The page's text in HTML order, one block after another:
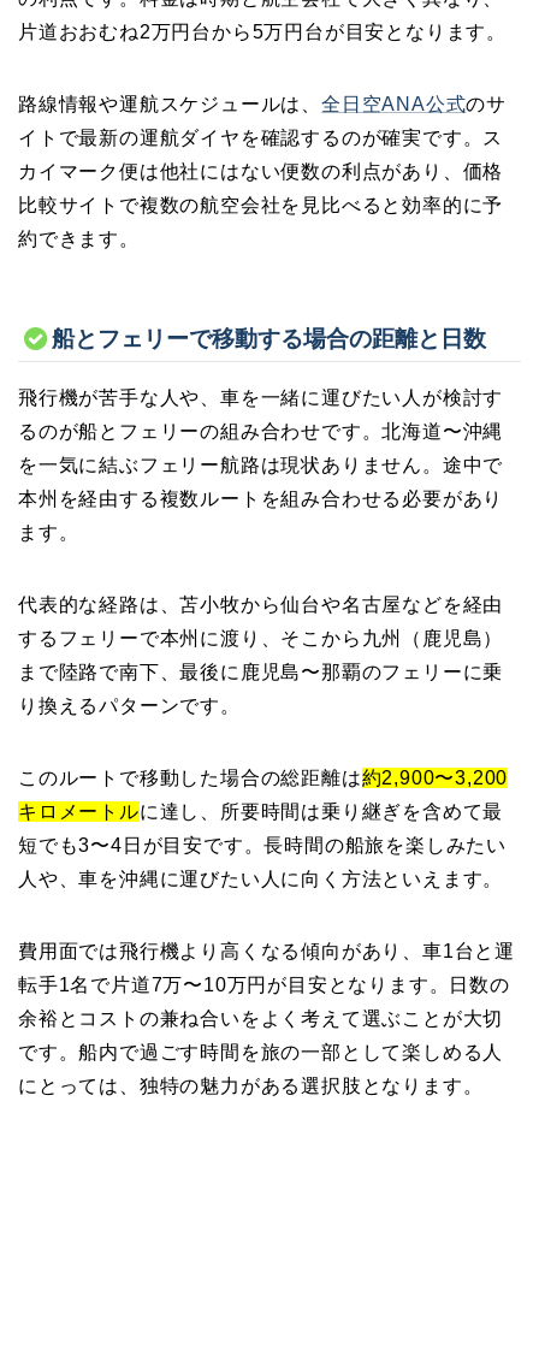
片道おおむね2万円台から5万円台が目安となります。
路線情報や運航スケジュールは、 全日空ANA公式のサ
イトで最新の運航ダイヤを確認するのが確実です。ス
カイマーク便は他社にはない便数の利点があり、価格
比較サイトで複数の航空会社を見比べると効率的に予
約できます。
船とフェリーで移動する場合の距離と日数
飛行機が苦手な人や、車を一緒に運びたい人が検討す
るのが船とフェリーの組み合わせです。北海道〜沖縄
を一気に結ぶフェリー航路は現状ありません。途中で
本州を経由する複数ルートを組み合わせる必要があり
ます。
代表的な経路は、苫小牧から仙台や名古屋などを経由
するフェリーで本州に渡り、そこから九州（鹿児島）
まで陸路で南下、最後に鹿児島〜那覇のフェリーに乗
り換えるパターンです。
このルートで移動した場合の総距離は約2,900〜3,200
キロメートルに達し、所要時間は乗り継ぎを含めて最
短でも3〜4日が目安です。長時間の船旅を楽しみたい
人や、車を沖縄に運びたい人に向く方法といえます。
費用面では飛行機より高くなる傾向があり、車1台と運
転手1名で片道7万〜10万円が目安となります。日数の
余裕とコストの兼ね合いをよく考えて選ぶことが大切
です。船内で過ごす時間を旅の一部として楽しめる人
にとっては、独特の魅力がある選択肢となります。